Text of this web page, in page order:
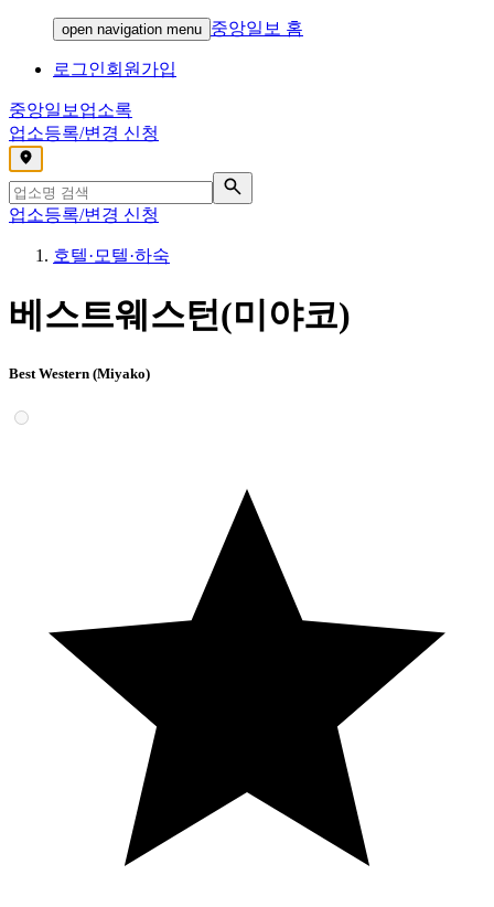
open navigation menu 중앙일보 홈
로그인회원가입
중앙일보 업소록
업소등록/변경 신청
,
업소등록/변경 신청
호텔·모텔·하숙
베스트웨스턴(미야코)
Best Western (Miyako)